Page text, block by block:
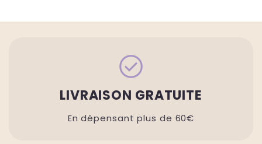
check_circle
LIVRAISON GRATUITE
En dépensant plus de 60€